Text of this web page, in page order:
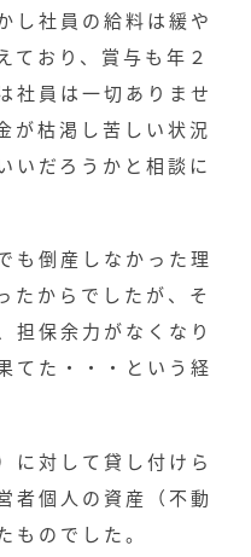
し社員の給料は緩や
ており、賞与も年２
社員は一切ありませ
が枯渇し苦しい状況
いだろうかと相談に
も倒産しなかった理
たからでしたが、そ
担保余力がなくなり
てた・・・という経
に対して貸し付けら
者個人の資産（不動
ものでした。